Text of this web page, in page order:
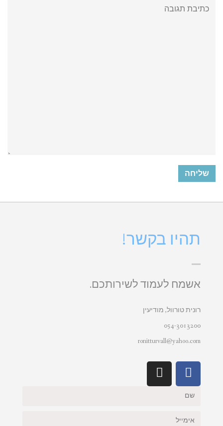
תהיו בקשר!
אשמח לעמוד לשירותכם.
רונית טורוול, מודיעין
054-3013200
ronitturvall@yahoo.com